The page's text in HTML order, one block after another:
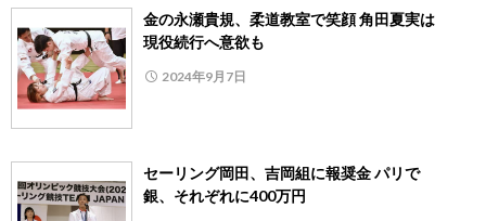
金の永瀬貴規、柔道教室で笑顔 角田夏実は
現役続行へ意欲も
2024年9月7日
セーリング岡田、吉岡組に報奨金 パリで
銀、それぞれに400万円